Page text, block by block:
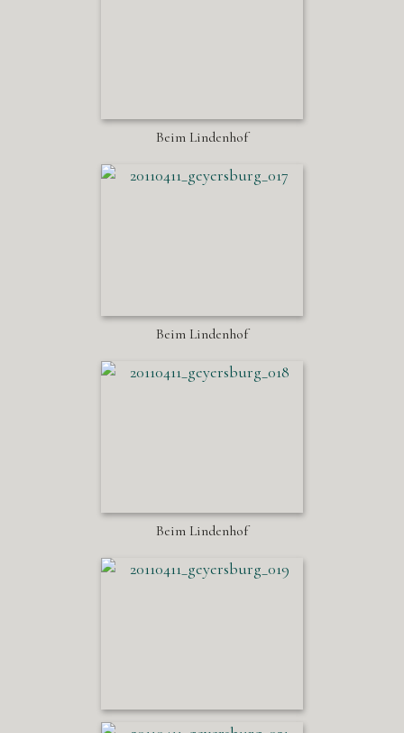
Beim Lindenhof
Beim Lindenhof
Beim Lindenhof